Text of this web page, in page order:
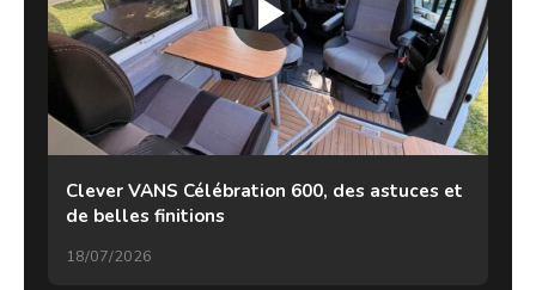
Clever VANS Célébration 600, des astuces et
de belles finitions
18/07/2026